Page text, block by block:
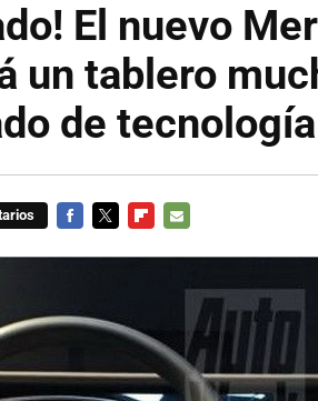
El nuevo
un tablero
de tecnología